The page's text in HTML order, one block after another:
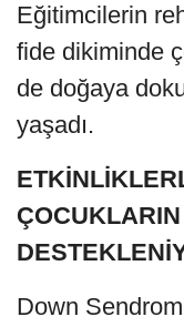
Eğitimcilerin
fide dikiminde
de doğaya
yaşadı.
Down